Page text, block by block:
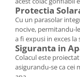
Protectia
Cu un parasolar
nocive, permitandu-
a fi expusi in exces la
Siguranta in
Colacul este
asigurandu-se ca cei